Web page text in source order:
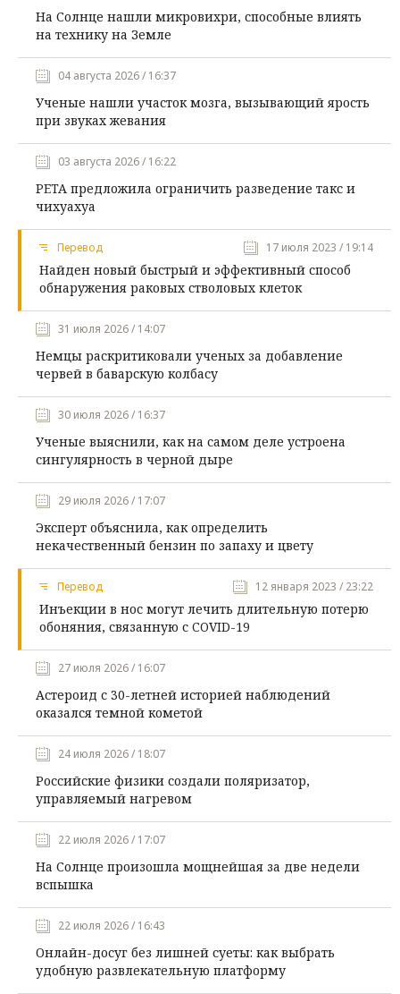
На Солнце нашли микровихри, способные влиять
на технику на Земле
04 августа 2026 / 16:37
Ученые нашли участок мозга, вызывающий ярость
при звуках жевания
03 августа 2026 / 16:22
PETA предложила ограничить разведение такс и
чихуахуа
Перевод 17 июля 2023 / 19:14
Найден новый быстрый и эффективный способ
обнаружения раковых стволовых клеток
31 июля 2026 / 14:07
Немцы раскритиковали ученых за добавление
червей в баварскую колбасу
30 июля 2026 / 16:37
Ученые выяснили, как на самом деле устроена
сингулярность в черной дыре
29 июля 2026 / 17:07
Эксперт объяснила, как определить
некачественный бензин по запаху и цвету
Перевод 12 января 2023 / 23:22
Инъекции в нос могут лечить длительную потерю
обоняния, связанную с COVID-19
27 июля 2026 / 16:07
Астероид с 30-летней историей наблюдений
оказался темной кометой
24 июля 2026 / 18:07
Российские физики создали поляризатор,
управляемый нагревом
22 июля 2026 / 17:07
На Солнце произошла мощнейшая за две недели
вспышка
22 июля 2026 / 16:43
Онлайн-досуг без лишней суеты: как выбрать
удобную развлекательную платформу